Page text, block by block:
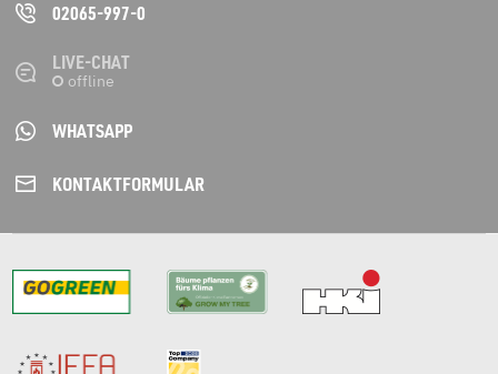
02065-997-0
LIVE-CHAT
WHATSAPP
KONTAKT­FORMULAR